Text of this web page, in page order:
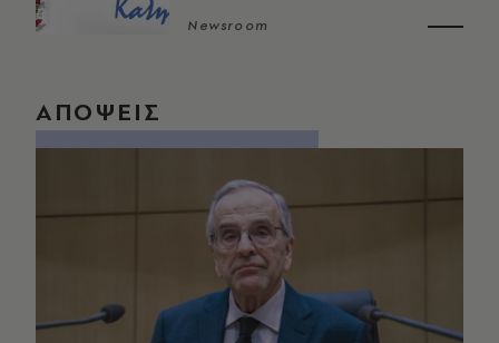
Newsroom
ΑΠΟΨΕΙΣ